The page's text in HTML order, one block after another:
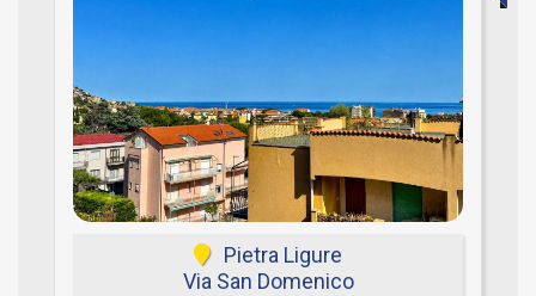
Pietra Ligure
Via San Domenico